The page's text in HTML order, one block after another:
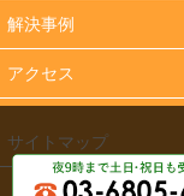
解決事例
アクセス
サイトマップ